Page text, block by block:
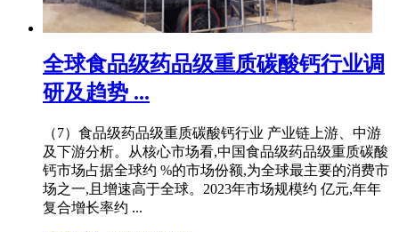
全球食品级药品级重质碳酸钙行业调
研及趋势 ...
（7）食品级药品级重质碳酸钙行业 产业链上游、中游
及下游分析。从核心市场看,中国食品级药品级重质碳酸
钙市场占据全球约 %的市场份额,为全球最主要的消费市
场之一,且增速高于全球。2023年市场规模约 亿元,年年
复合增长率约 ...